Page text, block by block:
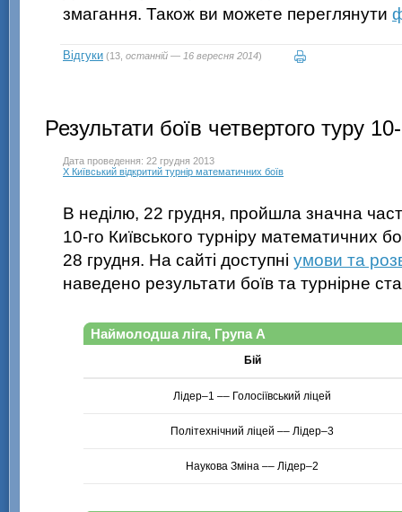
змагання. Також ви можете переглянути
Відгуки (13, останній — 16 вересня 2014)
Результати боїв четвертого туру
Дата проведення: 22 грудня 2013
X Київський відкритий турнір математичних боїв
В неділю, 22 грудня, пройшла значна
10-го Київського турніру математичних
28 грудня. На сайті доступні умови та
наведено результати боїв та турнірне
Наймолодша ліга, Група А
Бій
Лідер–1 –– Голосіївський ліцей
Політехнічний ліцей –– Лідер–3
Наукова Зміна –– Лідер–2